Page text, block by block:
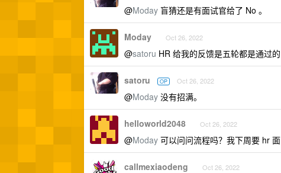
@Moday 盲猜还是有面试官给了 No 。
Moday Oct 26, 2022
@satoru HR 给我的反馈是五轮都是通过
satoru OP Oct 26, 2022
@Moday 没有招满。
helloworld2048 Oct 26, 2022
@Moday 可以问问流程吗？我下周要 hr
callmexiaodeng Oct 26, 2022